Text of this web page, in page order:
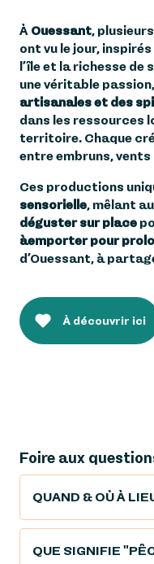
À Ouessant, plusieurs
ont vu le jour,
l’île et la richesse de
une véritable
artisanales et des
dans les ressources
territoire. Chaque
entre embruns, vents
Ces productions
sensorielle, mêlant
déguster sur place
àemporter pour
d’Ouessant, à
À découvrir ici
Foire aux
QUAND & OÙ À
QUE SIGNIFIE